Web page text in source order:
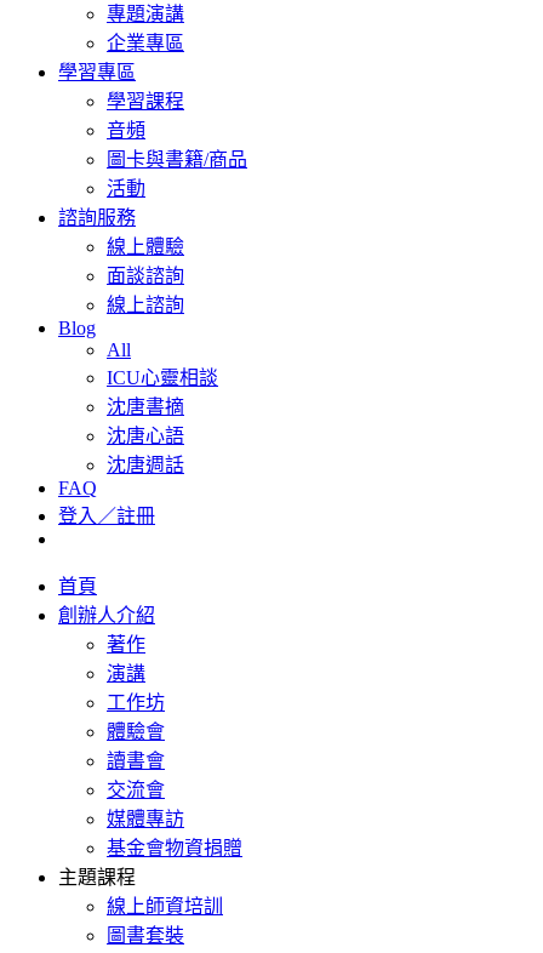
專題演講
企業專區
學習專區
學習課程
音頻
圖卡與書籍/商品
活動
諮詢服務
線上體驗
面談諮詢
線上諮詢
Blog
All
ICU心靈相談
沈唐書摘
沈唐心語
沈唐週話
FAQ
登入／註冊
首頁
創辦人介紹
著作
演講
工作坊
體驗會
讀書會
交流會
媒體專訪
基金會物資捐贈
主題課程
線上師資培訓
圖書套裝